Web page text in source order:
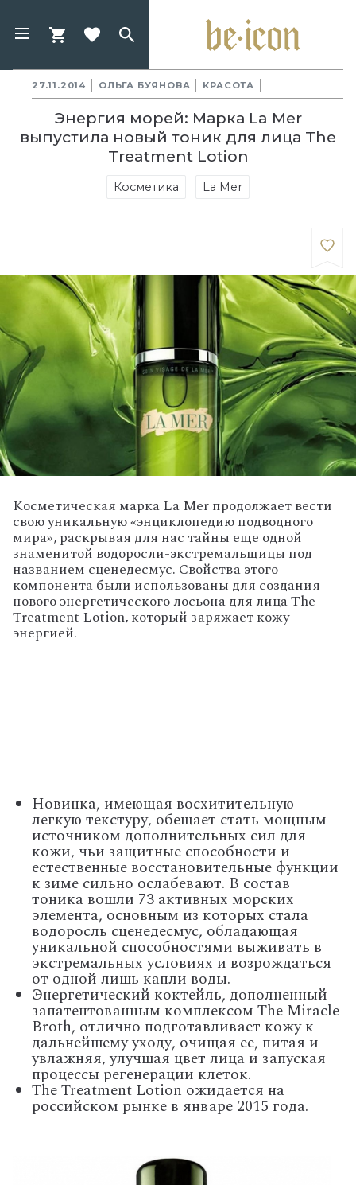
27.11.2014 ОЛЬГА БУЯНОВА КРАСОТА
Энергия морей: Марка La Mer
выпустила новый тоник для лица The
Treatment Lotion
Косметика La Mer
Косметическая марка La Mer продолжает вести
свою уникальную «энциклопедию подводного
мира», раскрывая для нас тайны еще одной
знаменитой водоросли-экстремальщицы под
названием сценедесмус. Свойства этого
компонента были использованы для создания
нового энергетического лосьона для лица The
Treatment Lotion, который заряжает кожу
энергией.
Новинка, имеющая восхитительную
легкую текстуру, обещает стать мощным
источником дополнительных сил для
кожи, чьи защитные способности и
естественные восстановительные функции
к зиме сильно ослабевают. В состав
тоника вошли 73 активных морских
элемента, основным из которых стала
водоросль сценедесмус, обладающая
уникальной способностями выживать в
экстремальных условиях и возрождаться
от одной лишь капли воды.
Энергетический коктейль, дополненный
запатентованным комплексом The Miracle
Broth, отлично подготавливает кожу к
дальнейшему уходу, очищая ее, питая и
увлажняя, улучшая цвет лица и запуская
процессы регенерации клеток.
The Treatment Lotion ожидается на
российском рынке в январе 2015 года.